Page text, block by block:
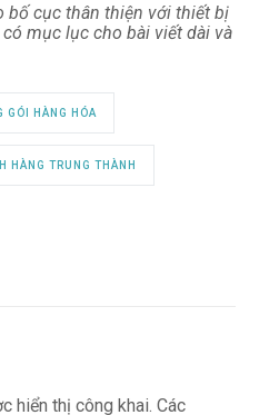
bố cục thân thiện với thiết bị
mục lục cho bài viết dài và
GÓI HÀNG HÓA
HÀNG TRUNG THÀNH
hiển thị công khai. Các